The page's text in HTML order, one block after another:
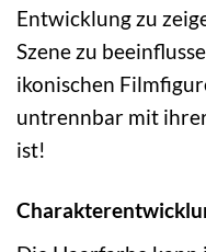
Entwicklung zu
Szene zu
ikonischen
untrennbar mit
ist!